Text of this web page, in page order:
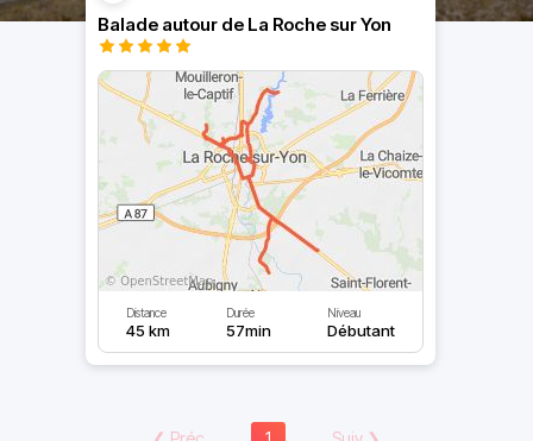
Balade autour de La Roche sur Yon
Distance
45 km
Durée
57min
Niveau
Débutant